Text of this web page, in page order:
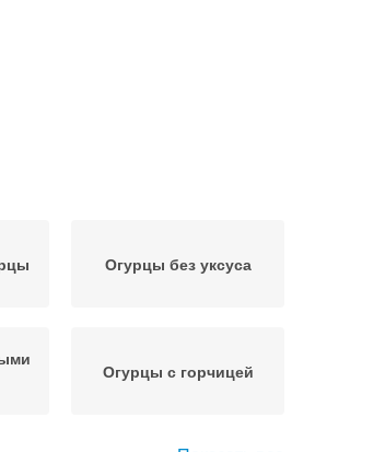
Огурцы без уксуса
Огурцы с горчицей